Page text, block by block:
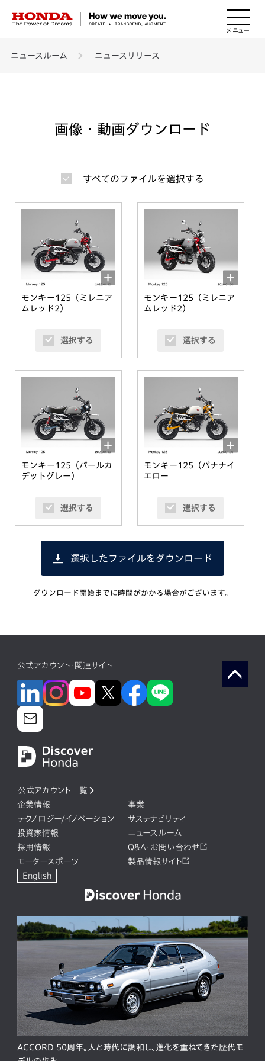
HONDA The Power of Dreams
ニュースルーム ニュースリリース
画像・動画ダウンロード
すべてのファイルを選択する
モンキー125（ミレニア
ムレッド2）
選択する
モンキー125（ミレニア
ムレッド2）
選択する
モンキー125（パールカ
デットグレー）
選択する
モンキー125（バナナイ
エロー
選択する
選択したファイルをダウンロード
ダウンロード開始までに時間がかかる場合がございます。
公式アカウント・関連サイト
公式アカウント一覧
企業情報
事業
テクノロジー/イノベーション
サステナビリティ
投資家情報
ニュースルーム
採用情報
Q&A・お問い合わせ
モータースポーツ
製品情報サイト
English
ACCORD 50周年。人と時代に調和し、進化を重ねてきた歴代モ